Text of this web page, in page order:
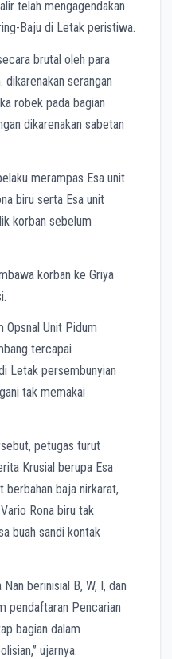
telah mengagendakan
Baju di Letak peristiwa.
brutal oleh para
serangan
robek pada bagian
dikarenakan sabetan
merampas Esa unit
biru serta Esa unit
korban sebelum
korban ke Griya
Unit Pidum
tercapai
Letak persembunyian
tak memakai
petugas turut
Krusial berupa Esa
baja nirkarat,
Rona biru tak
buah sandi kontak
berinisial B, W, I, dan
pendaftaran Pencarian
bagian dalam
ujarnya.